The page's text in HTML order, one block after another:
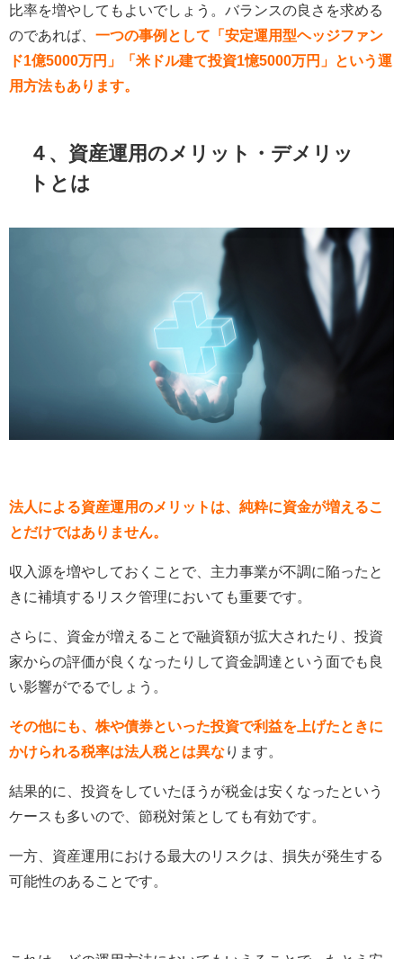
比率を増やしてもよいでしょう。バランスの良さを求める
のであれば、 一つの事例として「安定運用型ヘッジファン
ド1億5000万円」「米ドル建て投資1憶5000万円」という運
用方法もあります。
４、資産運用のメリット・デメリッ
トとは
法人による資産運用のメリットは、純粋に資金が増えるこ
とだけではありません。
収入源を増やしておくことで、主力事業が不調に陥ったと
きに補填するリスク管理においても重要です。
さらに、資金が増えることで融資額が拡大されたり、投資
家からの評価が良くなったりして資金調達という面でも良
い影響がでるでしょう。
その他にも、株や債券といった投資で利益を上げたときに
かけられる税率は法人税とは異なります。
結果的に、投資をしていたほうが税金は安くなったという
ケースも多いので、節税対策としても有効です。
一方、資産運用における最大のリスクは、損失が発生する
可能性のあることです。